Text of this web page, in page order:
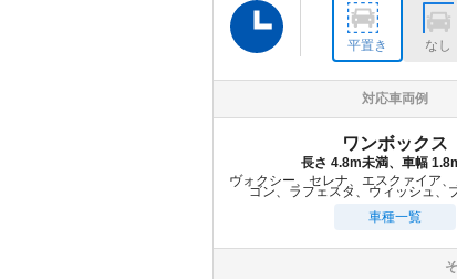
平置き なし
対応車両例
ワンボックス
長さ 4.8m未満、車幅
ヴォクシー、セレナ、エスクァイア
ゴン、ラフェスタ、ウィッシュ、
車種一覧